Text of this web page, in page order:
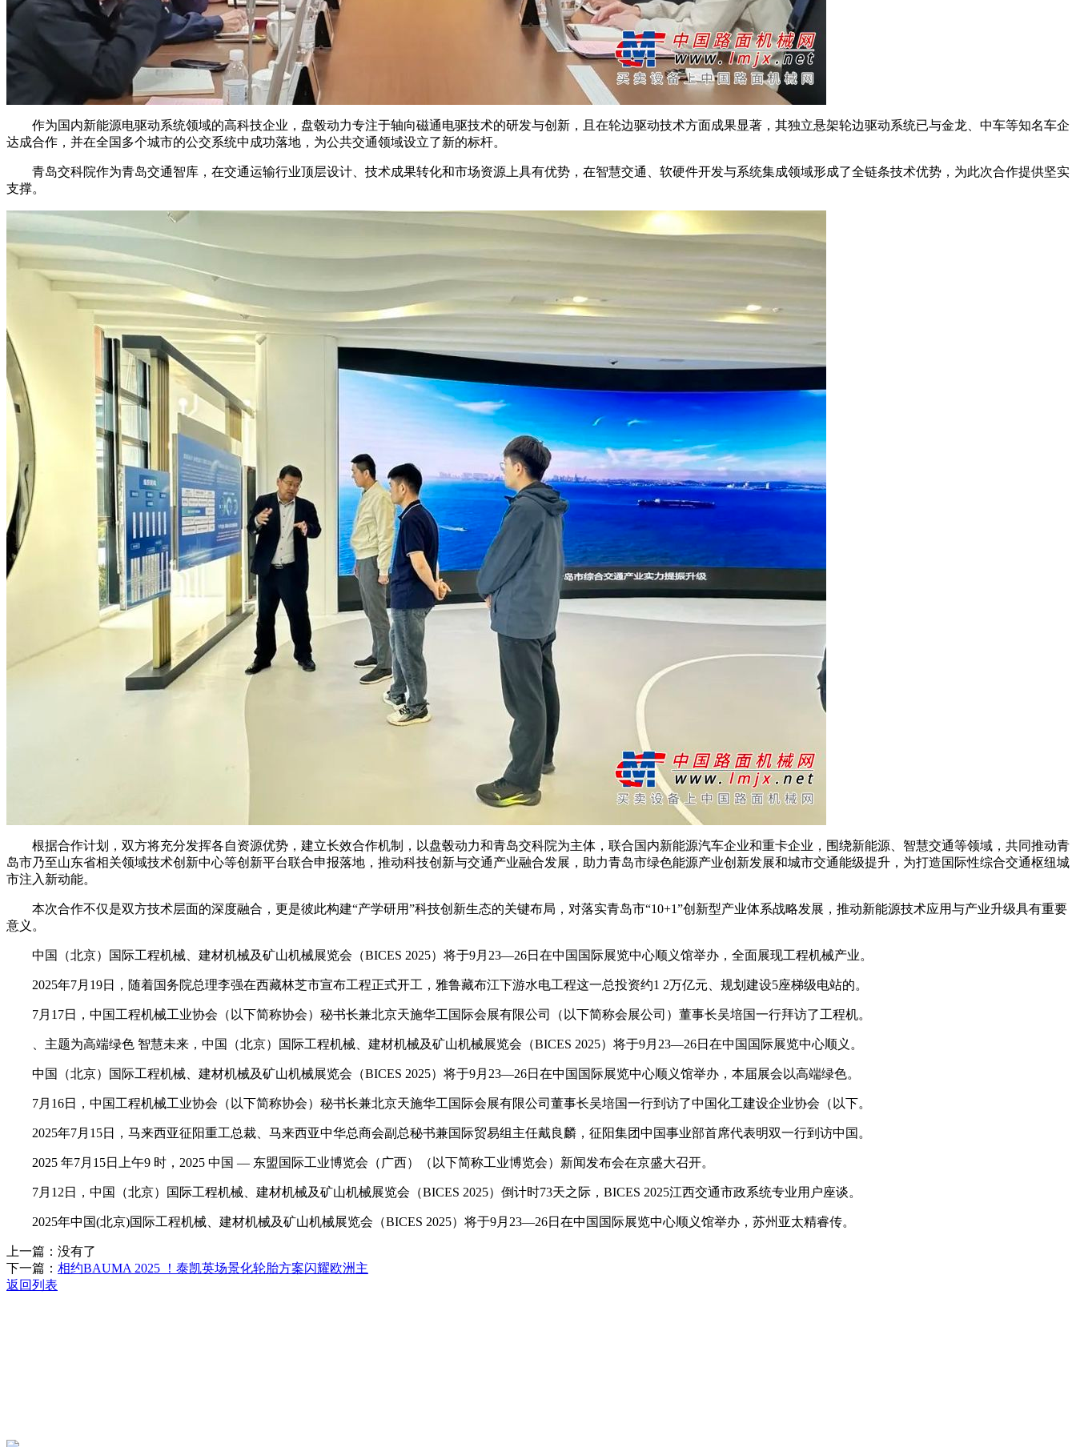
作为国内新能源电驱动系统领域的高科技企业，盘毂动力专注于轴向磁通电驱技术的研发与创新，且在轮边驱动技术方面成果显著，其独立悬架轮边驱动系统已与金龙、中车等知名车企
达成合作，并在全国多个城市的公交系统中成功落地，为公共交通领域设立了新的标杆。
青岛交科院作为青岛交通智库，在交通运输行业顶层设计、技术成果转化和市场资源上具有优势，在智慧交通、软硬件开发与系统集成领域形成了全链条技术优势，为此次合作提供坚实
支撑。
根据合作计划，双方将充分发挥各自资源优势，建立长效合作机制，以盘毂动力和青岛交科院为主体，联合国内新能源汽车企业和重卡企业，围绕新能源、智慧交通等领域，共同推动青
岛市乃至山东省相关领域技术创新中心等创新平台联合申报落地，推动科技创新与交通产业融合发展，助力青岛市绿色能源产业创新发展和城市交通能级提升，为打造国际性综合交通枢纽城
市注入新动能。
本次合作不仅是双方技术层面的深度融合，更是彼此构建“产学研用”科技创新生态的关键布局，对落实青岛市“10+1”创新型产业体系战略发展，推动新能源技术应用与产业升级具有重要
意义。
中国（北京）国际工程机械、建材机械及矿山机械展览会（BICES 2025）将于9月23—26日在中国国际展览中心顺义馆举办，全面展现工程机械产业。
2025年7月19日，随着国务院总理李强在西藏林芝市宣布工程正式开工，雅鲁藏布江下游水电工程这一总投资约1 2万亿元、规划建设5座梯级电站的。
7月17日，中国工程机械工业协会（以下简称协会）秘书长兼北京天施华工国际会展有限公司（以下简称会展公司）董事长吴培国一行拜访了工程机。
、主题为高端绿色 智慧未来，中国（北京）国际工程机械、建材机械及矿山机械展览会（BICES 2025）将于9月23—26日在中国国际展览中心顺义。
中国（北京）国际工程机械、建材机械及矿山机械展览会（BICES 2025）将于9月23—26日在中国国际展览中心顺义馆举办，本届展会以高端绿色。
7月16日，中国工程机械工业协会（以下简称协会）秘书长兼北京天施华工国际会展有限公司董事长吴培国一行到访了中国化工建设企业协会（以下。
2025年7月15日，马来西亚征阳重工总裁、马来西亚中华总商会副总秘书兼国际贸易组主任戴良麟，征阳集团中国事业部首席代表明双一行到访中国。
2025 年7月15日上午9 时，2025 中国 — 东盟国际工业博览会（广西）（以下简称工业博览会）新闻发布会在京盛大召开。
7月12日，中国（北京）国际工程机械、建材机械及矿山机械展览会（BICES 2025）倒计时73天之际，BICES 2025江西交通市政系统专业用户座谈。
2025年中国(北京)国际工程机械、建材机械及矿山机械展览会（BICES 2025）将于9月23—26日在中国国际展览中心顺义馆举办，苏州亚太精睿传。
上一篇：没有了
下一篇： 相约BAUMA 2025 ！泰凯英场景化轮胎方案闪耀欧洲主
返回列表